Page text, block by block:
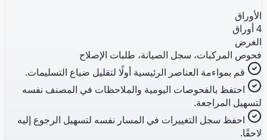
الأوراق
4 أوراق
الغرض
فحوص المركبات، سجل الصيانة، طلبات الإصلاح
قم بمواءمة العناصر الرئيسية أولًا لتقليل ضياع التسليمات.
احتفظ بالفحوصات اليومية والملاحظات في المصنف نفسه
لتسهيل المراجعة.
احفظ سجل التغييرات في المسار نفسه لتسهيل الرجوع إليه
لاحقًا.